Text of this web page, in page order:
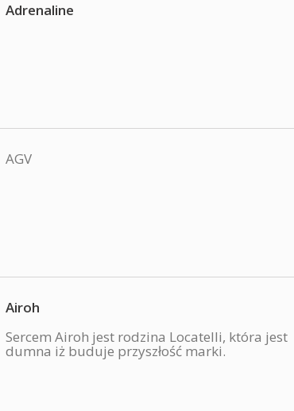
Adrenaline
AGV
Airoh
Sercem Airoh jest rodzina Locatelli, która jest
dumna iż buduje przyszłość marki.